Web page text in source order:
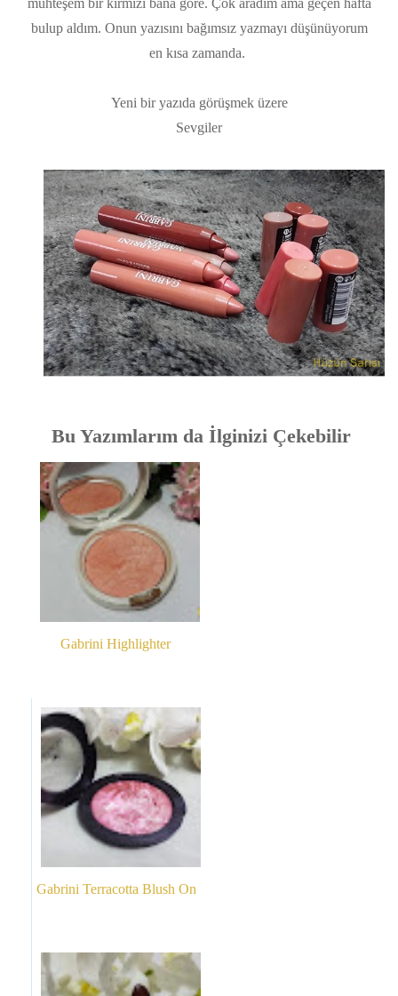
muhteşem bir kırmızı bana göre. Çok aradım ama geçen hafta
bulup aldım. Onun yazısını bağımsız yazmayı düşünüyorum
en kısa zamanda.
Yeni bir yazıda görüşmek üzere
Sevgiler
Bu Yazımlarım da İlginizi Çekebilir
Gabrini Highlighter
Gabrini Terracotta Blush On